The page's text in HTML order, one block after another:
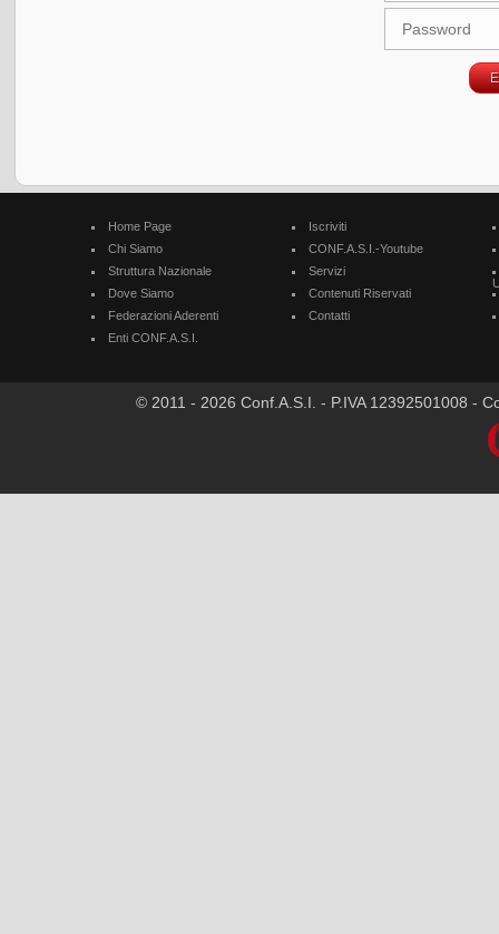
Home Page
Chi Siamo
Struttura Nazionale
Dove Siamo
Federazioni Aderenti
Enti CONF.A.S.I.
Iscriviti
CONF.A.S.I.-Youtube
Servizi
Contenuti Riservati
Contatti
© 2011 - 2026 Conf.A.S.I. - P.IVA 12392501008 -